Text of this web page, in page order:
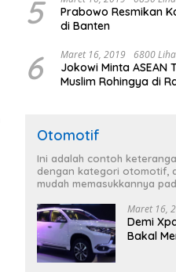
5
Prabowo Resmikan
di Banten
6 Maret 16, 2019 6800
Jokowi Minta ASEAN
Muslim Rohingya di
Otomotif
Ini adalah contoh
dengan kategori otomotif,
mudah memasukkannya
Maret 16,
Demi
Bakal